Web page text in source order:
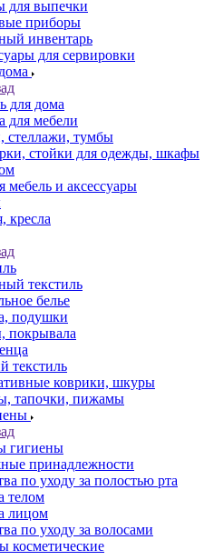
для выпечки
приборы
инвентарь
для сервировки
для дома
для мебели
стеллажи, тумбы
стойки для одежды, шкафы
мебель и аксессуары
кресла
текстиль
белье
подушки
покрывала
текстиль
коврики, шкуры
тапочки, пижамы
гигиены
принадлежности
по уходу за полостью рта
телом
лицом
по уходу за волосами
косметические